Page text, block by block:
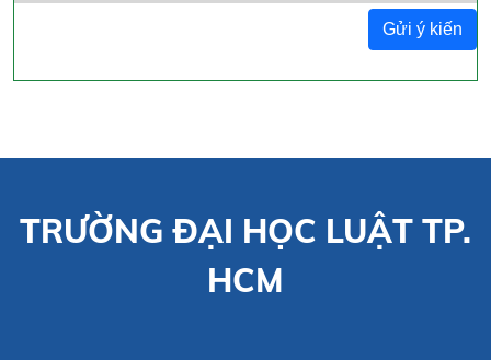
Gửi ý kiến
TRƯỜNG ĐẠI HỌC LUẬT TP.
HCM